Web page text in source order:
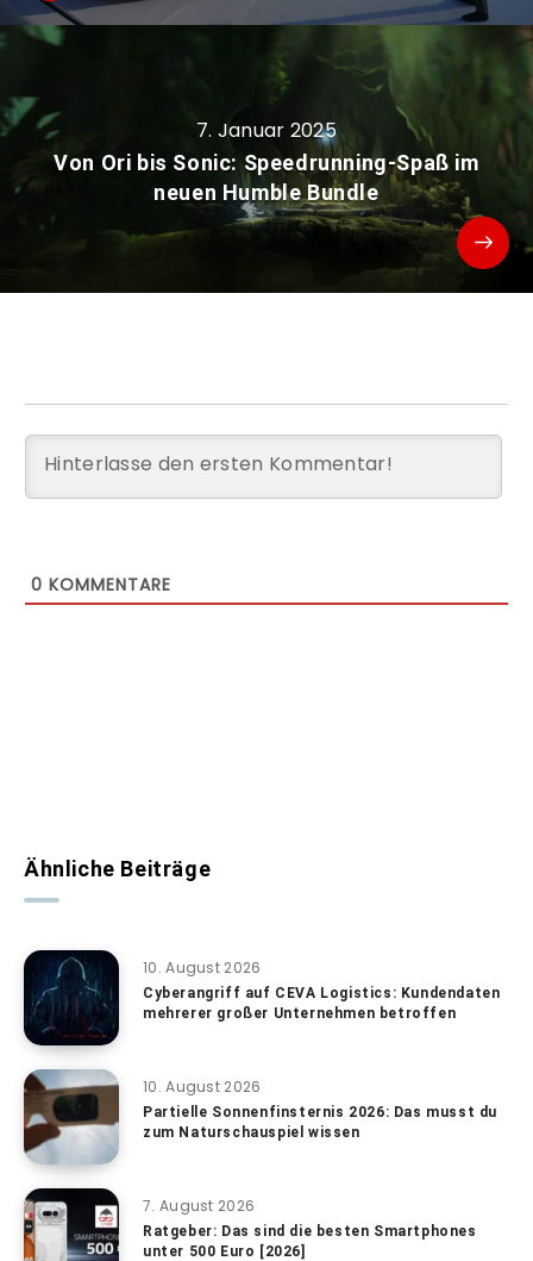
7. Januar 2025
Von Ori bis Sonic: Speedrunning-Spaß im
neuen Humble Bundle
0 KOMMENTARE
Ähnliche Beiträge
10. August 2026
Cyberangriff auf CEVA Logistics: Kundendaten
mehrerer großer Unternehmen betroffen
10. August 2026
Partielle Sonnenfinsternis 2026: Das musst du
zum Naturschauspiel wissen
7. August 2026
Ratgeber: Das sind die besten Smartphones
unter 500 Euro [2026]